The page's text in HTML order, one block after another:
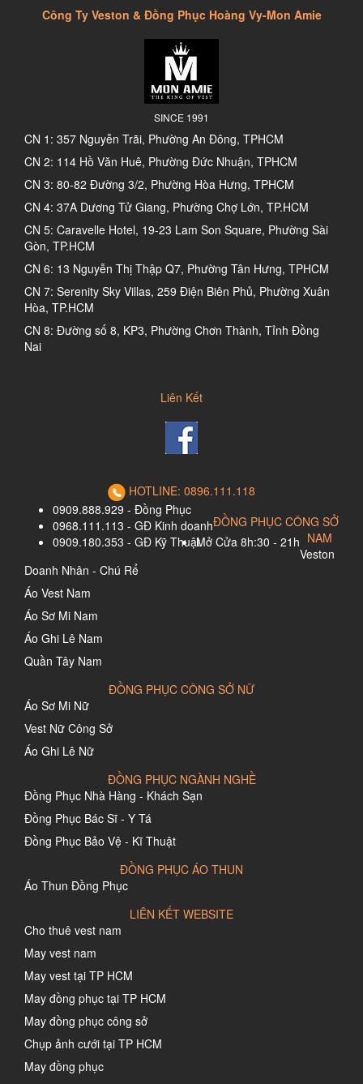
Công Ty Veston & Đồng Phục Hoàng Vy-Mon Amie
SINCE 1991
CN 1: 357 Nguyễn Trãi, Phường An Đông, TPHCM
CN 2: 114 Hồ Văn Huê, Phường Đức Nhuận, TPHCM
CN 3: 80-82 Đường 3/2, Phường Hòa Hưng, TPHCM
CN 4: 37A Dương Tử Giang, Phường Chợ Lớn, TP.HCM
CN 5: Caravelle Hotel, 19-23 Lam Son Square, Phường Sài
Gòn, TP.HCM
CN 6: 13 Nguyễn Thị Thập Q7, Phường Tân Hưng, TPHCM
CN 7: Serenity Sky Villas, 259 Điện Biên Phủ, Phường Xuân
Hòa, TP.HCM
CN 8: Đường số 8, KP3, Phường Chơn Thành, Tỉnh Đồng
Nai
Liên Kết
HOTLINE: 0896.111.118
0909.888.929 - Đồng Phục
0968.111.113 - GĐ Kinh doanh
0909.180.353 - GĐ Kỹ ThuậtMở Cửa 8h:30 - 21h
ĐỒNG PHỤC CÔNG SỞ
NAM
Veston
Doanh Nhân - Chú Rể
Áo Vest Nam
Áo Sơ Mi Nam
Áo Ghi Lê Nam
Quần Tây Nam
ĐỒNG PHỤC CÔNG SỞ NỮ
Áo Sơ Mi Nữ
Vest Nữ Công Sở
Áo Ghi Lê Nữ
ĐỒNG PHỤC NGÀNH NGHỀ
Đồng Phục Nhà Hàng - Khách Sạn
Đồng Phục Bác Sĩ - Y Tá
Đồng Phục Bảo Vệ - Kĩ Thuật
ĐỒNG PHỤC ÁO THUN
Áo Thun Đồng Phục
LIÊN KẾT WEBSITE
Cho thuê vest nam
May vest nam
May vest tại TP HCM
May đồng phục tại TP HCM
May đồng phục công sở
Chụp ảnh cưới tại TP HCM
May đồng phục